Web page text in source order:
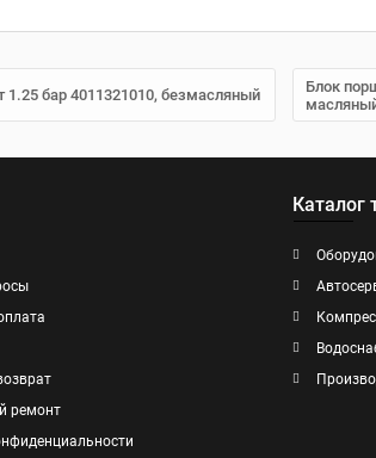
бар 4011321010, безмасляный
Блок
ремонт
Каталог